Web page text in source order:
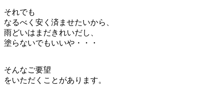
それでも
なるべく安く済ませたいから、
雨どいはまだきれいだし、
塗らないでもいいや・・・
そんなご要望
をいただくことがあります。